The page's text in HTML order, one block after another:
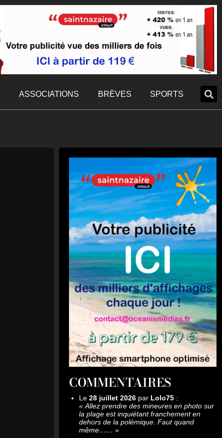
ASSOCIATIONS BRÈVES SPORTS
COMMENTAIRES
Le 28 juillet 2026 par Lolo75 :
« Allez prendre des mineures en photo sur
la plage est inquiétant franchement en
dehors de la polémique. Faut quand
même…… »